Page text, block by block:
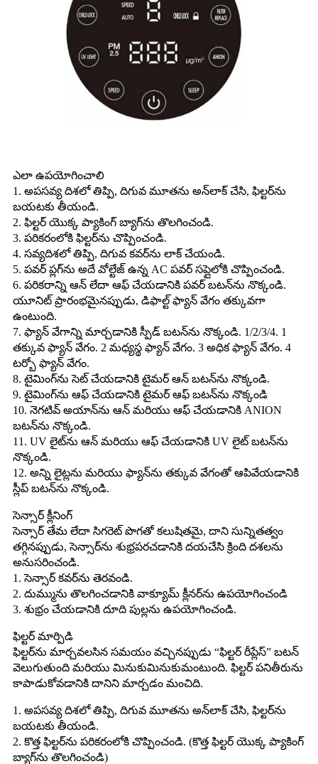
ఎలా ఉపయోగించాలి
1. అపసవ్య దిశలో తిప్పి, దిగువ మూతను అన్‌లాక్ చేసి, ఫిల్టర్‌ను
బయటకు తీయండి.
2. ఫిల్టర్ యొక్క ప్యాకింగ్ బ్యాగ్‌ను తొలగించండి.
3. పరికరంలోకి ఫిల్టర్‌ను చొప్పించండి.
4. సవ్యదిశలో తిప్పి, దిగువ కవర్‌ను లాక్ చేయండి.
5. పవర్ ప్లగ్‌ను అదే వోల్టేజ్ ఉన్న AC పవర్ సప్లైలోకి చొప్పించండి.
6. పరికరాన్ని ఆన్ లేదా ఆఫ్ చేయడానికి పవర్ బటన్‌ను నొక్కండి.
యూనిట్ ప్రారంభమైనప్పుడు, డిఫాల్ట్ ఫ్యాన్ వేగం తక్కువగా
ఉంటుంది.
7. ఫ్యాన్ వేగాన్ని మార్చడానికి స్పీడ్ బటన్‌ను నొక్కండి. 1/2/3/4. 1
తక్కువ ఫ్యాన్ వేగం. 2 మధ్యస్థ ఫ్యాన్ వేగం. 3 అధిక ఫ్యాన్ వేగం. 4
టర్బో ఫ్యాన్ వేగం.
8. టైమింగ్‌ను సెట్ చేయడానికి టైమర్ ఆన్ బటన్‌ను నొక్కండి.
9. టైమింగ్‌ను ఆఫ్ చేయడానికి టైమర్ ఆఫ్ బటన్‌ను నొక్కండి
10. నెగటివ్ అయాన్‌ను ఆన్ మరియు ఆఫ్ చేయడానికి ANION
బటన్‌ను నొక్కండి.
11. UV లైట్‌ను ఆన్ మరియు ఆఫ్ చేయడానికి UV లైట్ బటన్‌ను
నొక్కండి.
12. అన్ని లైట్లను మరియు ఫ్యాన్‌ను తక్కువ వేగంతో ఆపివేయడానికి
స్లీప్ బటన్‌ను నొక్కండి.
సెన్సార్ క్లీనింగ్
సెన్సార్ తేమ లేదా సిగరెట్ పొగతో కలుషితమై, దాని సున్నితత్వం
తగ్గినప్పుడు, సెన్సార్‌ను శుభ్రపరచడానికి దయచేసి క్రింది దశలను
అనుసరించండి.
1. సెన్సార్ కవర్‌ను తెరవండి.
2. దుమ్మును తొలగించడానికి వాక్యూమ్ క్లీనర్‌ను ఉపయోగించండి
3. శుభ్రం చేయడానికి దూది పుల్లను ఉపయోగించండి.
ఫిల్టర్ మార్పిడి
ఫిల్టర్‌ను మార్చవలసిన సమయం వచ్చినప్పుడు “ఫిల్టర్ రీప్లేస్” బటన్
వెలుగుతుంది మరియు మినుకుమినుకుమంటుంది. ఫిల్టర్ పనితీరును
కాపాడుకోవడానికి దానిని మార్చడం మంచిది.
1. అపసవ్య దిశలో తిప్పి, దిగువ మూతను అన్‌లాక్ చేసి, ఫిల్టర్‌ను
బయటకు తీయండి.
2. కొత్త ఫిల్టర్‌ను పరికరంలోకి చొప్పించండి. (కొత్త ఫిల్టర్ యొక్క ప్యాకింగ్
బ్యాగ్‌ను తొలగించండి)